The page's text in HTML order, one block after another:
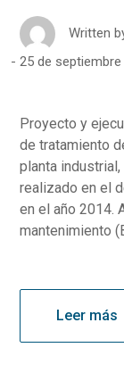
Written
25 de septiembre
Proyecto y
de tratamiento
planta
realizado en el
en el año 2014.
mantenimiento
Leer más